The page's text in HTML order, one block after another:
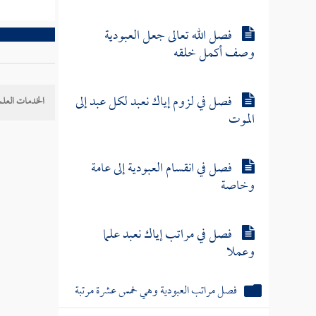
فصل الله تعالى جعل العبودية
وصف أكمل خلقه
فصل في لزوم إياك نعبد لكل عبد إلى
الموت
فصل في انقسام العبودية إلى عامة
وخاصة
فصل في مراتب إياك نعبد علما
وعملا
فصل مراتب العبودية وهي خمس عشرة مرتبة
الخدمات